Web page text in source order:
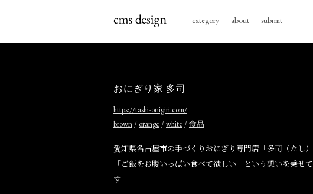
category about submit
おにぎり家 多司
https://tashi-onigiri.com/
brown / orange /white /食品
愛知県名古屋市の手づくりおにぎり専門店「多司（たし
「ご飯をお腹いっぱい食べて欲しい」という想いを乗
す